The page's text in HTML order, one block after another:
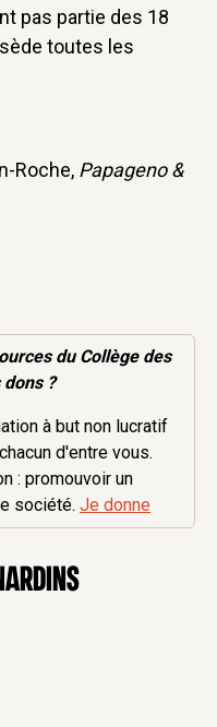
pas partie des 18
toutes les
Roche, Papageno &
du Collège des
?
à but non lucratif
d'entre vous.
: promouvoir un
société.Je donne